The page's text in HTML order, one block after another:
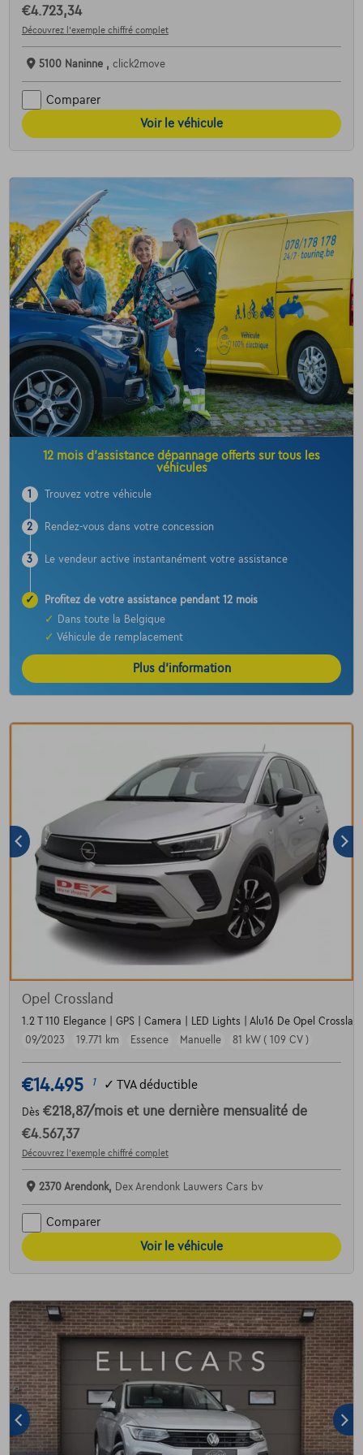
€4.723,34
Découvrez l’exemple chiffré complet
5100 Naninne , click2move
Comparer
Voir le véhicule
12 mois d’assistance dépannage offerts sur tous les
véhicules
1 Trouvez votre véhicule
2 Rendez-vous dans votre concession
3 Le vendeur active instantanément votre assistance
✓
Profitez de votre assistance pendant 12 mois
✓
Dans toute la Belgique
✓ Véhicule de remplacement
Plus d’information
Opel Crossland
1.2 T 110 Elegance | GPS | Camera | LED Lights | Alu16 De Opel
09/2023
19.771 km Essence Manuelle 81 kW ( 109 CV )
€14.495 1 ✓ TVA déductible
Dès €218,87/mois et une dernière mensualité de
€4.567,37
Découvrez l’exemple chiffré complet
2370 Arendonk, Dex Arendonk Lauwers Cars bv
Comparer
Voir le véhicule